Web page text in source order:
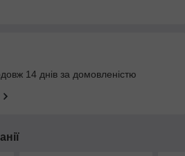
14 днів за домовленістю